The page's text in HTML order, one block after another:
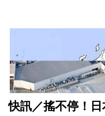
快訊／搖不停！